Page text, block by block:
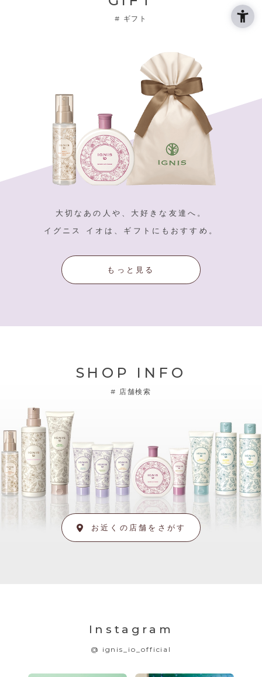
# ギフト
大切なあの人や、大好きな友達へ。
イグニス イオは、ギフトにもおすすめ。
もっと見る
SHOP INFO
# 店舗検索
お近くの店舗をさがす
Instagram
@ ignis_io_official